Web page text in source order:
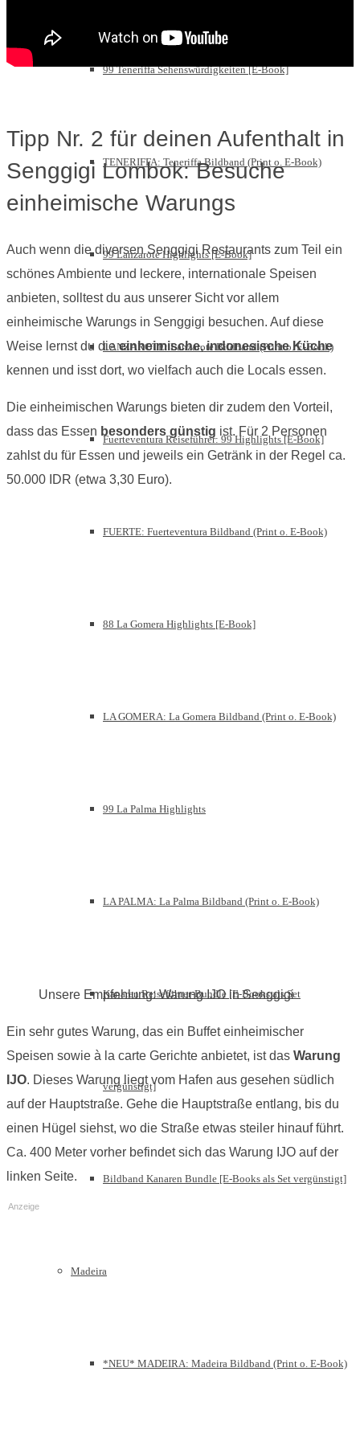
99 Teneriffa Sehenswürdigkeiten [E-Book]
TENERIFFA: Teneriffa Bildband (Print o. E-Book)
99 Lanzarote Highlights [E-Book]
LANZAROTE: Lanzarote Bildband (Print o. E-Book)
Fuerteventura Reiseführer: 99 Highlights [E-Book]
FUERTE: Fuerteventura Bildband (Print o. E-Book)
88 La Gomera Highlights [E-Book]
LA GOMERA: La Gomera Bildband (Print o. E-Book)
99 La Palma Highlights
LA PALMA: La Palma Bildband (Print o. E-Book)
Kanaren Reiseführer-Bundle [E-Books als Set
vergünstigt]
Bildband Kanaren Bundle [E-Books als Set vergünstigt]
Madeira
*NEU* MADEIRA: Madeira Bildband (Print o. E-Book)
Tipp Nr. 2 für deinen Aufenthalt in
Senggigi Lombok: Besuche
einheimische Warungs
Auch wenn die diversen Senggigi Restaurants zum Teil ein
schönes Ambiente und leckere, internationale Speisen
anbieten, solltest du aus unserer Sicht vor allem
einheimische Warungs in Senggigi besuchen. Auf diese
Weise lernst du dieeinheimische, indonesische Küche
kennen und isst dort, wo vielfach auch die Locals essen.
Die einheimischen Warungs bieten dir zudem den Vorteil,
dass das Essen besonders günstig ist. Für 2 Personen
zahlst du für Essen und jeweils ein Getränk in der Regel ca.
50.000 IDR (etwa 3,30 Euro).
Unsere Empfehlung: Warung IJO in Senggigi
Ein sehr gutes Warung, das ein Buffet einheimischer
Speisen sowie à la carte Gerichte anbietet, ist das Warung
IJO. Dieses Warung liegt vom Hafen aus gesehen südlich
auf der Hauptstraße. Gehe die Hauptstraße entlang, bis du
einen Hügel siehst, wo die Straße etwas steiler hinauf führt.
Ca. 400 Meter vorher befindet sich das Warung IJO auf der
linken Seite.
Anzeige